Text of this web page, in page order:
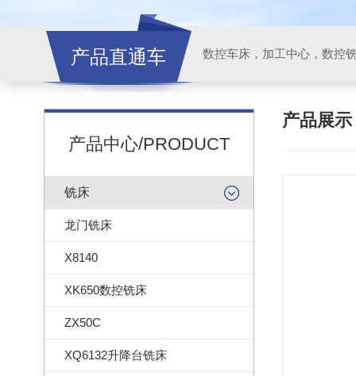
产品直通车
产品中心/PRODUCT
铣床
龙门铣床
X8140
XK650数控铣床
ZX50C
XQ6132升降台铣床
产品展示